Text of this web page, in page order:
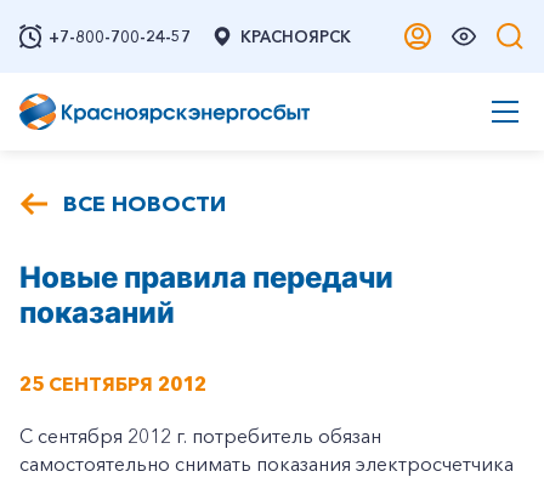
+7-800-700-24-57 КРАСНОЯРСК
ВСЕ НОВОСТИ
Новые правила передачи
показаний
25 СЕНТЯБРЯ 2012
С сентября 2012 г. потребитель обязан
самостоятельно снимать показания электросчетчика